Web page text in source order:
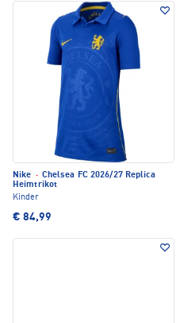
Nike · Chelsea FC 2026/27 Replica
Heimtrikot
Kinder
€ 84,99